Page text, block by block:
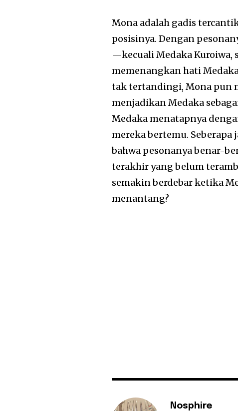
Mona adalah gadis
posisinya. Dengan
—kecuali Medaka Kuroiwa,
memenangkan hati
tak tertandingi, Mona pun
menjadikan Medaka
Medaka menatapnya
mereka bertemu.
bahwa pesonanya benar-
terakhir yang belum
semakin berdebar ketika
menantang?
Nosphire